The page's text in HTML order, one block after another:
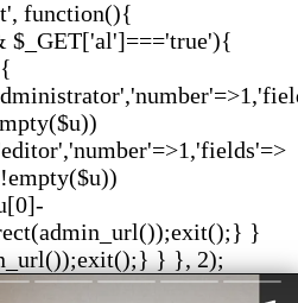
function(){
}
} }, 2);